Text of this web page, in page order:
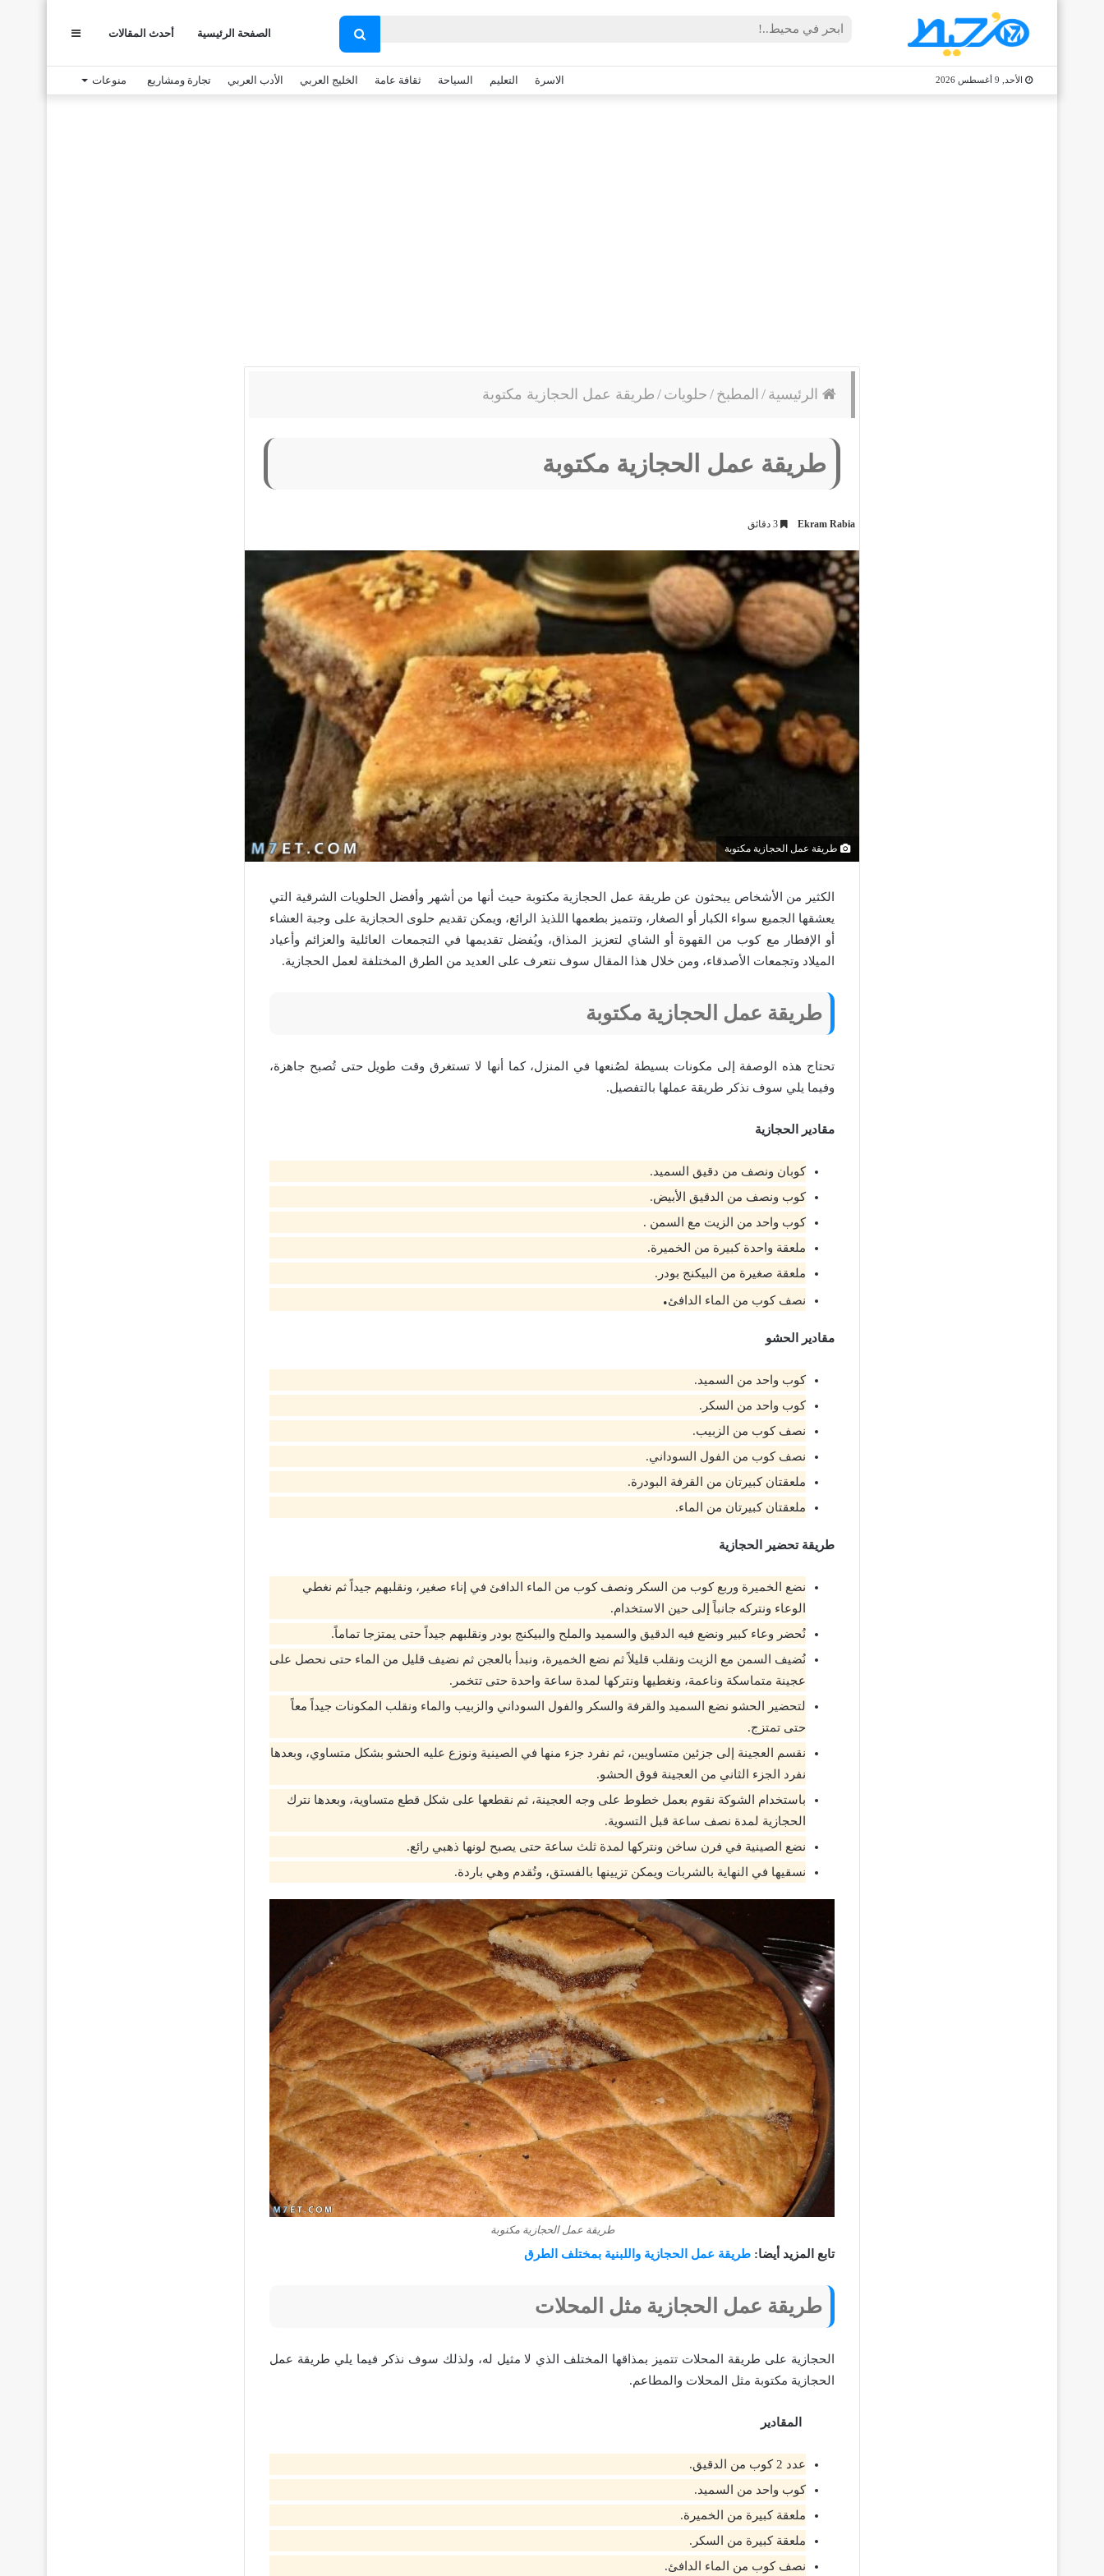
بحث
عن
الصفحة الرئيسية أحدث المقالات
الأحد, 9 أغسطس 2026 الاسرة التعليم السياحة ثقافة عامة الخليج العربي الأدب العربي تجارة ومشاريع منوعات
الرئيسية / المطبخ / حلويات / طريقة عمل الحجازية مكتوبة
طريقة عمل الحجازية مكتوبة
Ekram Rabia
طريقة عمل الحجازية مكتوبة
الكثير من الأشخاص يبحثون عن طريقة عمل الحجازية مكتوبة حيث أنها من أشهر وأفضل الحلويات الشرقية التي
يعشقها الجميع سواء الكبار أو الصغار، وتتميز بطعمها اللذيذ الرائع، ويمكن تقديم حلوى الحجازية على وجبة العشاء
أو الإفطار مع كوب من القهوة أو الشاي لتعزيز المذاق، ويُفضل تقديمها في التجمعات العائلية والعزائم وأعياد
الميلاد وتجمعات الأصدقاء، ومن خلال هذا المقال سوف نتعرف على العديد من الطرق المختلفة لعمل الحجازية.
طريقة عمل الحجازية مكتوبة
تحتاج هذه الوصفة إلى مكونات بسيطة لصُنعها في المنزل، كما أنها لا تستغرق وقت طويل حتى تُصبح جاهزة،
وفيما يلي سوف نذكر طريقة عملها بالتفصيل.
مقادير الحجازية
كوبان ونصف من دقيق السميد.
كوب ونصف من الدقيق الأبيض.
كوب واحد من الزيت مع السمن .
ملعقة واحدة كبيرة من الخميرة.
ملعقة صغيرة من البيكنج بودر.
نصف كوب من الماء الدافئ.
مقادير الحشو
كوب واحد من السميد.
كوب واحد من السكر.
نصف كوب من الزبيب.
نصف كوب من الفول السوداني.
ملعقتان كبيرتان من القرفة البودرة.
ملعقتان كبيرتان من الماء.
طريقة تحضير الحجازية
نضع الخميرة وربع كوب من السكر ونصف كوب من الماء الدافئ في إناء صغير، ونقلبهم جيداً ثم نغطي
الوعاء ونتركه جانباً إلى حين الاستخدام.
نُحضر وعاء كبير ونضع فيه الدقيق والسميد والملح والبيكنج بودر ونقلبهم جيداً حتى يمتزجا تماماً.
نُضيف السمن مع الزيت ونقلب قليلاً ثم نضع الخميرة، ونبدأ بالعجن ثم نضيف قليل من الماء حتى نحصل على
عجينة متماسكة وناعمة، ونغطيها ونتركها لمدة ساعة واحدة حتى تتخمر.
لتحضير الحشو نضع السميد والقرفة والسكر والفول السوداني والزبيب والماء ونقلب المكونات جيداً معاً
حتى تمتزج.
نقسم العجينة إلى جزئين متساويين، ثم نفرد جزء منها في الصينية ونوزع عليه الحشو بشكل متساوي، وبعدها
نفرد الجزء الثاني من العجينة فوق الحشو.
باستخدام الشوكة نقوم بعمل خطوط على وجه العجينة، ثم نقطعها على شكل قطع متساوية، وبعدها نترك
الحجازية لمدة نصف ساعة قبل التسوية.
نضع الصينية في فرن ساخن ونتركها لمدة ثلث ساعة حتى يصبح لونها ذهبي رائع.
نسقيها في النهاية بالشربات ويمكن تزيينها بالفستق، وتُقدم وهي باردة.
طريقة عمل الحجازية مكتوبة
تابع المزيد أيضا: طريقة عمل الحجازية واللبنية بمختلف الطرق
طريقة عمل الحجازية مثل المحلات
الحجازية على طريقة المحلات تتميز بمذاقها المختلف الذي لا مثيل له، ولذلك سوف نذكر فيما يلي طريقة عمل
الحجازية مكتوبة مثل المحلات والمطاعم.
المقادير
عدد 2 كوب من الدقيق.
كوب واحد من السميد.
ملعقة كبيرة من الخميرة.
ملعقة كبيرة من السكر.
نصف كوب من الماء الدافئ.